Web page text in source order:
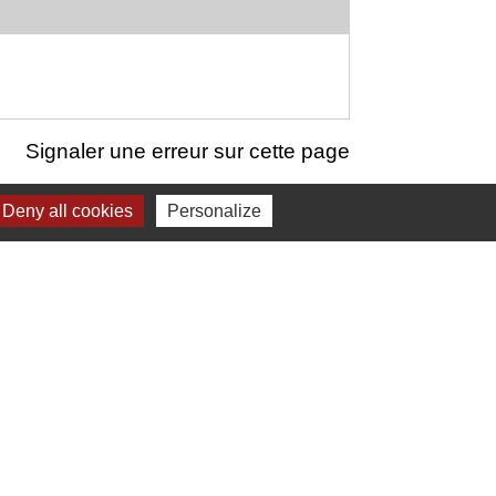
Signaler une erreur sur cette page
Deny all cookies Personalize